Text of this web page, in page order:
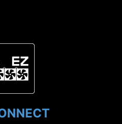
LỰC
ở mặt trên và mặt dưới,
bên trong khỏi bụi bẩn
tụ.